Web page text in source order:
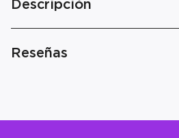
Descripción
Reseñas